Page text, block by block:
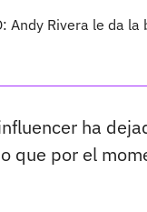
Andy Rivera le da
ha
que por el